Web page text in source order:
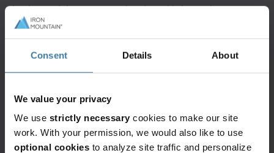
Consent Details About
We value your privacy
We use strictly necessary cookies to make our site
work. With your permission, we would also like to use
optional cookies to analyze site traffic and personalize
Kluczowe etapy
wdrożenia
Etap 1
Określenie niezbędnych komponentów